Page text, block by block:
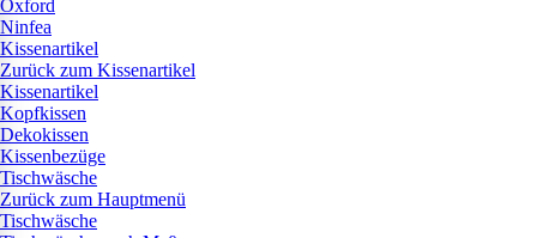
Oxford
Ninfea
Kissenartikel
Zurück zum Kissenartikel
Kissenartikel
Kopfkissen
Dekokissen
Kissenbezüge
Tischwäsche
Zurück zum Hauptmenü
Tischwäsche